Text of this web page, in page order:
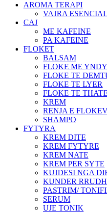
AROMA TERAPI
VAJRA ESENCIAL
CAJ
ME KAFEINE
PA KAFEINE
FLOKET
BALSAM
FLOKE ME
FLOKE TE
FLOKE TE LYER
FLOKE TE THATE
KREM
RENJA E
SHAMPO
FYTYRA
KREM DITE
KREM FYTYRE
KREM NATE
KREM PER SYTE
KUJDESI NGA
KUNDER
PASTRIM/
SERUM
UJE TONIK